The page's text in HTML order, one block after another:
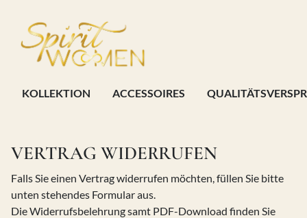
KOLLEKTION ACCESSOIRES
VERTRAG WIDERRUFEN
Falls Sie einen Vertrag widerrufen möchten, füllen Sie bitte
unten stehendes Formular aus.
Die Widerrufsbelehrung samt PDF-Download finden Sie